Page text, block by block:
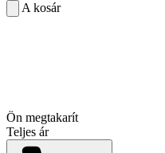
A kosár
Ön megtakarít
Teljes ár